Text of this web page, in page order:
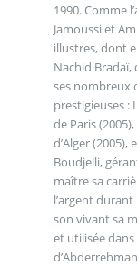
1990. Comme
Jamoussi et
illustres, dont
Nachid
ses nombreux
prestigieuses :
de Paris
d’Alger (2005),
Boudjelli,
maître sa
l’argent
son vivant sa
et utilisée dans